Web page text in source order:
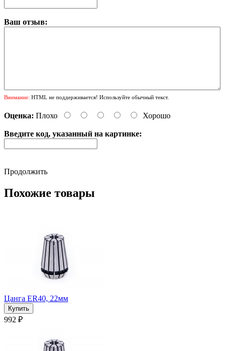
Ваш отзыв:
Внимание: HTML не поддерживается! Используйте обычный текст.
Оценка: Плохо Хорошо
Введите код, указанный на картинке:
Продолжить
Похожие товары
Цанга ER40, 22мм
992 ₽